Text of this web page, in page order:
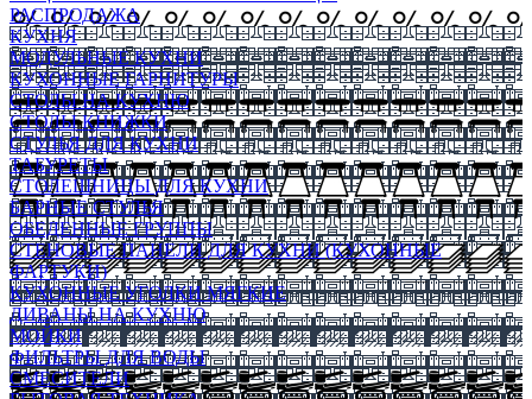
РАСПРОДАЖА
КУХНЯ
МОДУЛЬНЫЕ КУХНИ
КУХОННЫЕ ГАРНИТУРЫ
СТОЛЫ НА КУХНЮ
СТОЛЫ КНИЖКИ
СТУЛЬЯ ДЛЯ КУХНИ
ТАБУРЕТЫ
СТОЛЕШНИЦЫ ДЛЯ КУХНИ
БАРНЫЕ СТУЛЬЯ
ОБЕДЕННЫЕ ГРУППЫ
СТЕНОВЫЕ ПАНЕЛИ ДЛЯ КУХНИ (КУХОННЫЕ
ФАРТУКИ)
КУХОННЫЕ УГОЛКИ МЯГКИЕ
ДИВАНЫ НА КУХНЮ
МОЙКИ
ФИЛЬТРЫ ДЛЯ ВОДЫ
СМЕСИТЕЛИ